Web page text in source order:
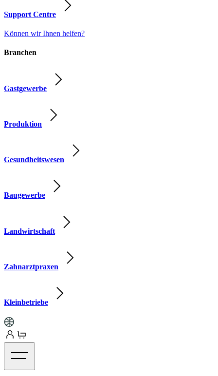
Support Centre
Können wir Ihnen helfen?
Branchen
Gastgewerbe
Produktion
Gesundheitswesen
Baugewerbe
Landwirtschaft
Zahnarztpraxen
Kleinbetriebe